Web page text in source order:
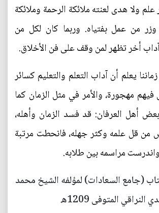
ولا هدى لعنته ملائكة الرحمة وملائكة
وزر من عمل بفتياه. وربما كان لكل من
آداب أخر تظهر لمن وقف على فن الأخلاق.
يعلم أن آداب التعلم والتعليم كسائر
فيهم مهجورة، والأمر في مثل الزمان كما
أهل العرفان: قد فسد الزمان وأهله،
من قل علمه وكثر جهله، فانحطت مرتبة
مراسمه بين طلابه.
(جامع السعادات) لمؤلفه الشيخ محمد
النراقي المتوفى 1209ه‍.